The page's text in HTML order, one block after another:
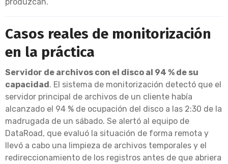
Casos reales de monitorización
en la práctica
Servidor de archivos con el disco al 94 % de su
capacidad. El sistema de monitorización detectó que el
servidor principal de archivos de un cliente había
alcanzado el 94 % de ocupación del disco a las 2:30 de la
madrugada de un sábado. Se alertó al equipo de
DataRoad, que evaluó la situación de forma remota y
llevó a cabo una limpieza de archivos temporales y el
redireccionamiento de los registros antes de que abriera